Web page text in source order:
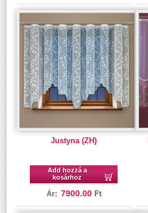
Justyna (ZH)
Add hozzá a
kosárhoz
Ár: 7900.00 Ft